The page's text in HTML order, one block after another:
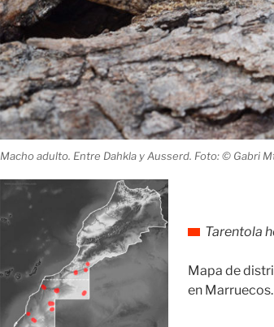
Macho adulto. Entre Dahkla y Ausserd. Foto: © Gabri
Tarentola
Mapa de
en Marruecos.